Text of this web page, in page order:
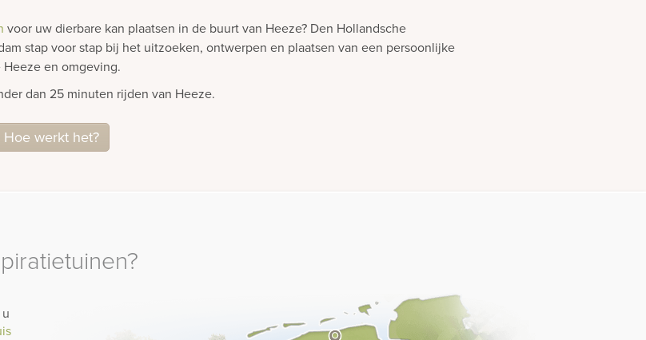
voor uw dierbare kan plaatsen in de buurt van Heeze? Den Hollandsche
stap voor stap bij het uitzoeken, ontwerpen en plaatsen van een persoonlijke
en omgeving.
dan 25 minuten rijden van Heeze.
Hoe werkt het?